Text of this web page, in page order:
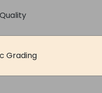
Grading